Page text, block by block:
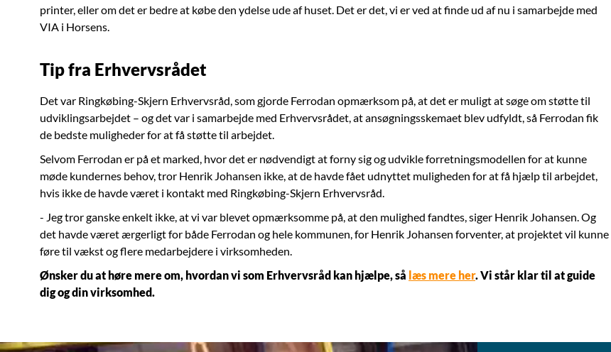
printer, eller om det er bedre at købe den ydelse ude af huset. Det er det, vi er ved at finde ud af nu i samarbejde med
VIA i Horsens.
Tip fra Erhvervsrådet
Det var Ringkøbing-Skjern Erhvervsråd, som gjorde Ferrodan opmærksom på, at det er muligt at søge om støtte til
udviklingsarbejdet – og det var i samarbejde med Erhvervsrådet, at ansøgningsskemaet blev udfyldt, så Ferrodan fik
de bedste muligheder for at få støtte til arbejdet.
Selvom Ferrodan er på et marked, hvor det er nødvendigt at forny sig og udvikle forretningsmodellen for at kunne
møde kundernes behov, tror Henrik Johansen ikke, at de havde fået udnyttet muligheden for at få hjælp til arbejdet,
hvis ikke de havde været i kontakt med Ringkøbing-Skjern Erhvervsråd.
- Jeg tror ganske enkelt ikke, at vi var blevet opmærksomme på, at den mulighed fandtes, siger Henrik Johansen. Og
det havde været ærgerligt for både Ferrodan og hele kommunen, for Henrik Johansen forventer, at projektet vil kunne
føre til vækst og flere medarbejdere i virksomheden.
Ønsker du at høre mere om, hvordan vi som Erhvervsråd kan hjælpe, så læs mere her. Vi står klar til at guide
dig og din virksomhed.